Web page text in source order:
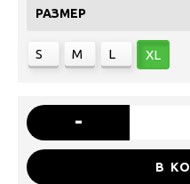
РАЗМЕР
S M L XL
-
В